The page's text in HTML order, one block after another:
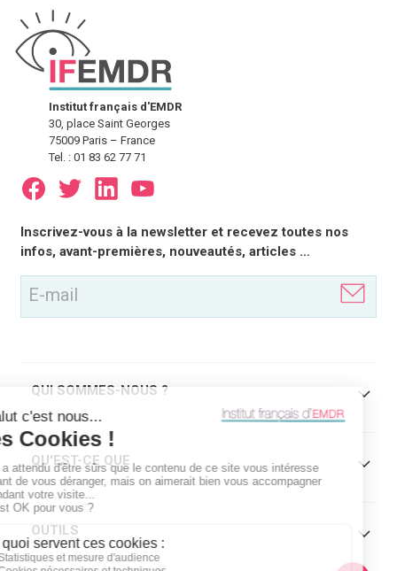
Institut français d'EMDR
30, place Saint Georges
75009 Paris – France
Tel. : 01 83 62 77 71
E-
mail
(Nécessaire)
Inscrivez-vous à la newsletter et recevez toutes nos
infos, avant-premières, nouveautés, articles …
QUI SOMMES-NOUS ?
QU'EST-CE QUE
OUTILS